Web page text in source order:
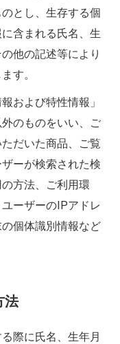
とし、生存する個
含まれる氏名、生
他の記述等により
す。
および特性情報」
のものをいい、ご
だいた商品、ご覧
ーが検索された検
方法、ご利用環
ーザーのIPアドレ
個体識別情報など
法
際に氏名、生年月